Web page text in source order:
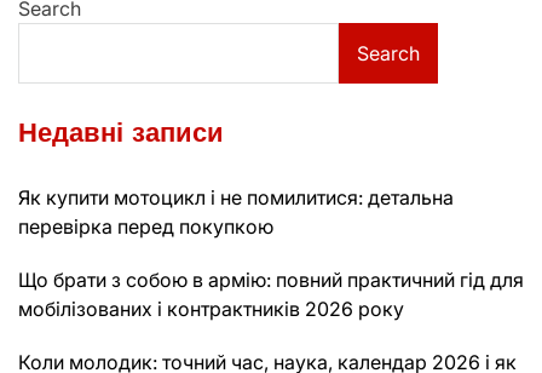
Search
Search
Недавні записи
Як купити мотоцикл і не помилитися: детальна
перевірка перед покупкою
Що брати з собою в армію: повний практичний гід для
мобілізованих і контрактників 2026 року
Коли молодик: точний час, наука, календар 2026 і як